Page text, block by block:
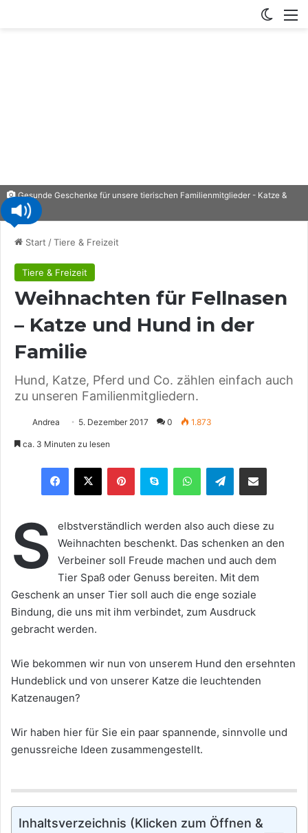
Gesunde Geschenke für unsere tierischen Familienmitglieder - Katze &
Hund
Start /Tiere & Freizeit
Tiere & Freizeit
Weihnachten für Fellnasen
– Katze und Hund in der
Familie
Hund, Katze, Pferd und Co. zählen einfach auch
zu unseren Familienmitgliedern.
Andrea 5. Dezember 2017 0 1.873
ca. 3 Minuten zu lesen
Telegram
S
elbstverständlich werden also auch diese zu
Weihnachten beschenkt. Das schenken an den
Verbeiner soll Freude machen und auch dem
Tier Spaß oder Genuss bereiten. Mit dem
Geschenk an unser Tier soll auch die enge soziale
Bindung, die uns mit ihm verbindet, zum Ausdruck
gebracht werden.
Wie bekommen wir nun von unserem Hund den ersehnten
Hundeblick und von unserer Katze die leuchtenden
Katzenaugen?
Wir haben hier für Sie ein paar spannende, sinnvolle und
genussreiche Ideen zusammengestellt.
Inhaltsverzeichnis (Klicken zum Öffnen &